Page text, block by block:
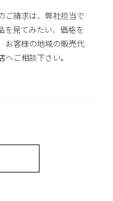
ご請求は、弊社担当で
を見てみたい、価格を
お客様の地域の販売代
ご相談下さい。